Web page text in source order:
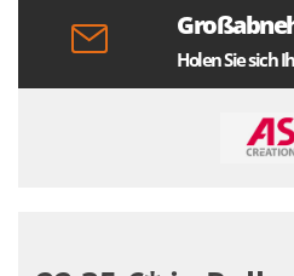
Holen Sie sich